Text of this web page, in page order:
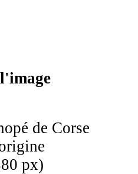
de Corse
px)